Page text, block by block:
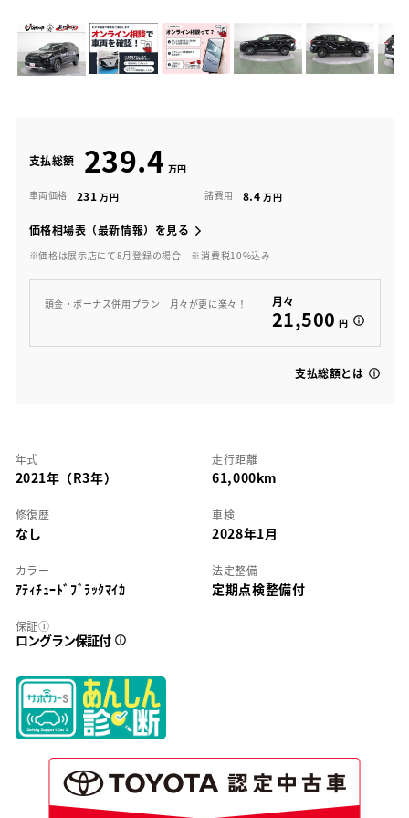
支払総額 239.4
車両価格 231 諸費用 8.4
価格相場表（最新情報）を見る
※価格は展示店にて8月登録の場合 ※消費税10%込み
頭金・ボーナス併用プラン 月々が更に楽々！ 月々
21,500 円
支払総額とは
年式
2021年（R3年）
走行距離
61,000km
修復歴
なし
車検
2028年1月
カラー
ｱﾃｨﾁｭｰﾄﾞﾌﾞﾗｯｸﾏｲｶ
法定整備
定期点検整備付
保証①
ロングラン保証付